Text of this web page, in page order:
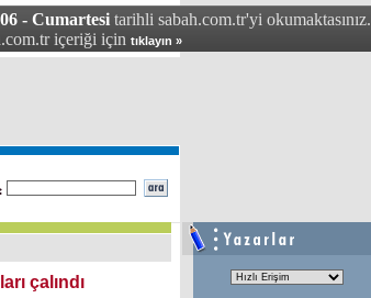
- Cumartesi tarihli sabah.com.tr'yi okumaktasınız.
içeriği için tıklayın »
çalındı